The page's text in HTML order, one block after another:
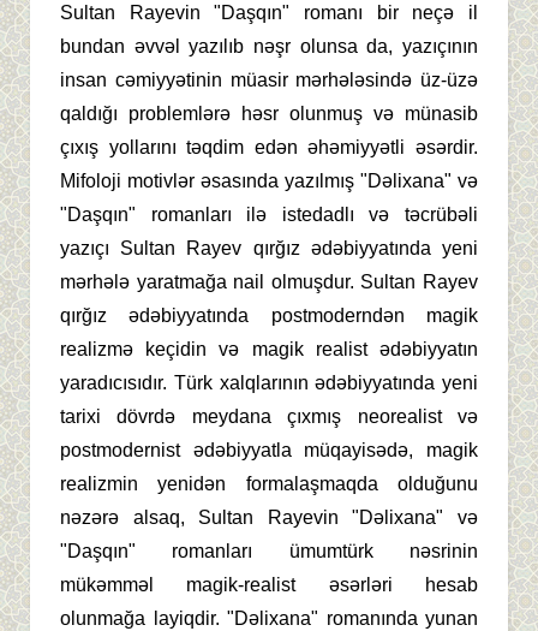
Sultan Rayevin "Daşqın" romanı bir neçə il
bundan əvvəl yazılıb nəşr olunsa da, yazıçının
insan cəmiyyətinin müasir mərhələsində üz-üzə
qaldığı problemlərə həsr olunmuş və münasib
çıxış yollarını təqdim edən əhəmiyyətli əsərdir.
Mifoloji motivlər əsasında yazılmış "Dəlixana" və
"Daşqın" romanları ilə istedadlı və təcrübəli
yazıçı Sultan Rayev qırğız ədəbiyyatında yeni
mərhələ yaratmağa nail olmuşdur. Sultan Rayev
qırğız ədəbiyyatında postmoderndən magik
realizmə keçidin və magik realist ədəbiyyatın
yaradıcısıdır. Türk xalqlarının ədəbiyyatında yeni
tarixi dövrdə meydana çıxmış neorealist və
postmodernist ədəbiyyatla müqayisədə, magik
realizmin yenidən formalaşmaqda olduğunu
nəzərə alsaq, Sultan Rayevin "Dəlixana" və
"Daşqın" romanları ümumtürk nəsrinin
mükəmməl magik-realist əsərləri hesab
olunmağa layiqdir. "Dəlixana" romanında yunan